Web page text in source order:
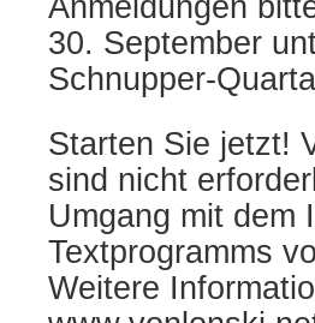
Anmeldungen
30. September
Schnupper-Quartal
Starten Sie jetzt!
sind nicht
Umgang mit dem
Textprogramms
Weitere